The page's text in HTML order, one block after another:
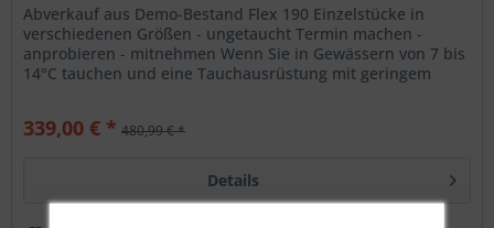
Abverkauf aus Demo-Bestand Flex 190 Einzelstücke in
verschiedenen Größen - ungetaucht Termin machen -
anprobieren - mitnehmen Wenn Sie in Gewässern von 7 bis
14°C tauchen und eine Tauchausrüstung mit geringem
339,00 € * 480,99 € *
Details